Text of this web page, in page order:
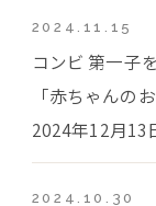
2024.11.15
コンビ 第一子
「赤ちゃんの
2024年12月13
2024.10.30